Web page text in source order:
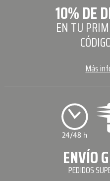
10% DE
EN TU
Más
ENVÍO
PEDIDOS